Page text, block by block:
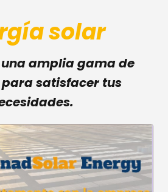
solar
amplia gama de
satisfacer tus